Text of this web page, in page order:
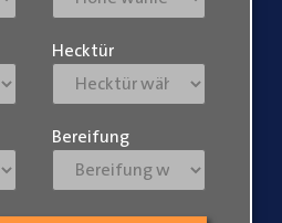
Hecktür
Bereifung